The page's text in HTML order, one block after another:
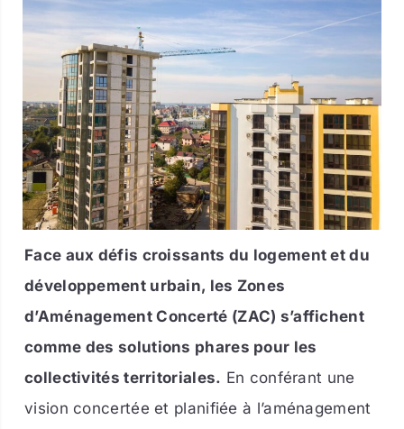
Face aux défis croissants du logement et du
développement urbain, les Zones
d’Aménagement Concerté (ZAC) s’affichent
comme des solutions phares pour les
collectivités territoriales. En conférant une
vision concertée et planifiée à l’aménagement